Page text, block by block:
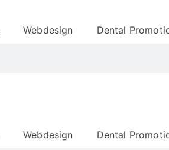
Webdesign Dental
Webdesign Dental